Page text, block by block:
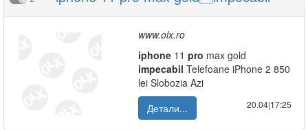
www.olx.ro
iphone 11 pro max gold
impecabil Telefoane iPhone 2 850
lei Slobozia Azi
Детали...
20.04|17:25